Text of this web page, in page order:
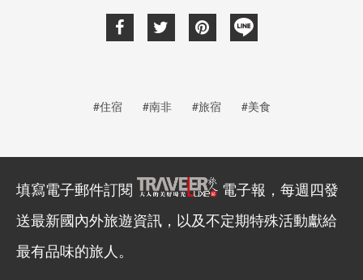
#住宿 #南非 #旅宿 #美食
填寫電子郵件訂閱
電子報，每週四發
送最新國內外旅遊資訊，以及不定期特殊活動獻給
最有品味的旅人。